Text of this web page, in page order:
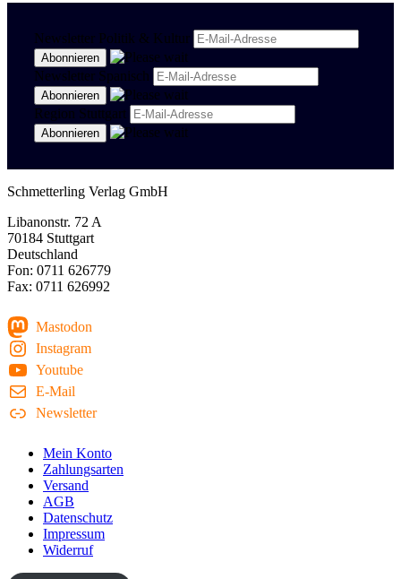
Newsletter Politik & Kultur
Newsletter Spanisch
Region Stuttgart
Schmetterling Verlag GmbH
Libanonstr. 72 A
70184 Stuttgart
Deutschland
Fon: 0711 626779
Fax: 0711 626992
Mastodon
Instagram
Youtube
E-Mail
Newsletter
Mein Konto
Zahlungsarten
Versand
AGB
Datenschutz
Impressum
Widerruf